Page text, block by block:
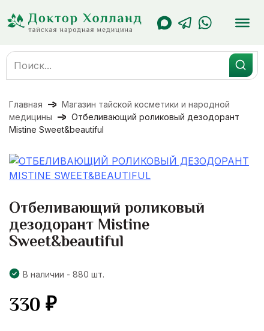
содержанию
Search
for:
Главная
Магазин тайской косметики и народной
медицины
Отбеливающий роликовый дезодорант
Mistine Sweet&beautiful
Отбеливающий роликовый
дезодорант Mistine
Sweet&beautiful
В наличии - 880 шт.
330₽